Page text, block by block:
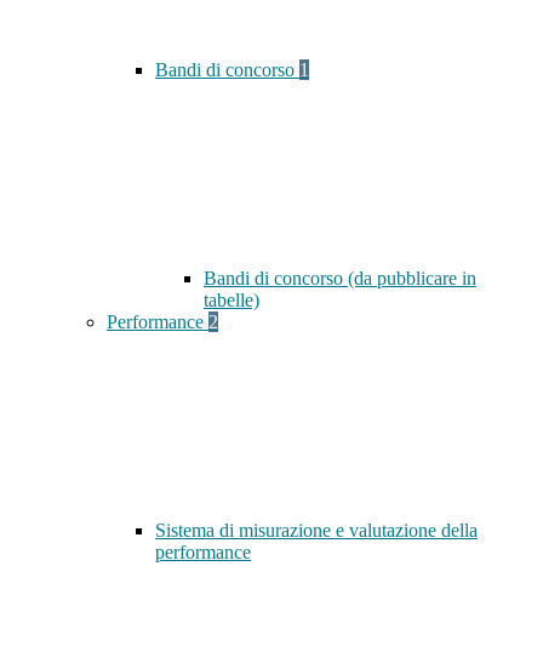
Bandi di concorso 1
Bandi di concorso (da pubblicare in
tabelle)
Performance 2
Sistema di misurazione e valutazione della
performance